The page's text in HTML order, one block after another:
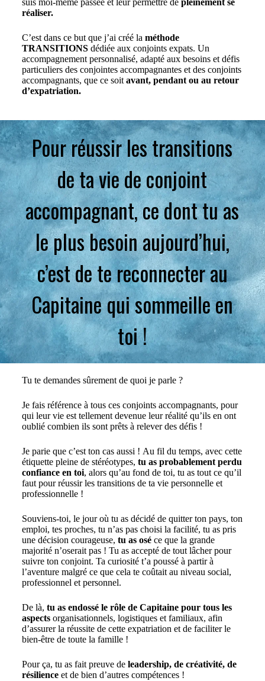
suis moi-même passée et leur permettre de pleinement se
réaliser.
C’est dans ce but que j’ai créé la méthode
TRANSITIONSdédiée aux conjoints expats. Un
accompagnement personnalisé, adapté aux besoins et défis
particuliers des conjointes accompagnantes et des conjoints
accompagnants, que ce soitavant, pendant ou au retour
d’expatriation.
Pour réussir les transitions
de ta vie de conjoint
accompagnant, ce dont tu as
le plus besoin aujourd’hui,
c’est de te reconnecter au
Capitaine qui sommeille en
toi !
Tu te demandes sûrement de quoi je parle ?
Je fais référence à tous ces conjoints accompagnants, pour
qui leur vie est tellement devenue leur réalité qu’ils en ont
oublié combien ils sont prêts à relever des défis !
Je parie que c’est ton cas aussi ! Au fil du temps, avec cette
étiquette pleine de stéréotypes, tu as probablement perdu
confiance en toi, alors qu’au fond de toi, tu as tout ce qu’il
faut pour réussir les transitions de ta vie personnelle et
professionnelle !
Souviens-toi, le jour où tu as décidé de quitter ton pays, ton
emploi, tes proches, tu n’as pas choisi la facilité, tu as pris
une décision courageuse, tu as oséce que la grande
majorité n’oserait pas ! Tu as accepté de tout lâcher pour
suivre ton conjoint. Ta curiosité t’a poussé à partir à
l’aventure malgré ce que cela te coûtait au niveau social,
professionnel et personnel.
De là, tu as endossé le rôle de Capitaine pour tous les
aspectsorganisationnels, logistiques et familiaux, afin
d’assurer la réussite de cette expatriation et de faciliter le
bien-être de toute la famille !
Pour ça, tu as fait preuve de leadership, de créativité, de
résilienceet de bien d’autres compétences !